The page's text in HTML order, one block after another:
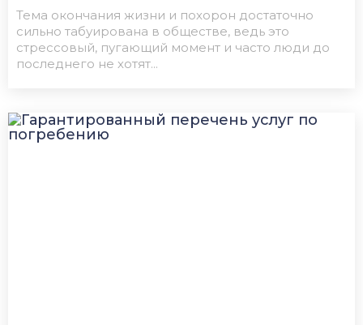
Тема окончания жизни и похорон достаточно
сильно табуирована в обществе, ведь это
стрессовый, пугающий момент и часто люди до
последнего не хотят...